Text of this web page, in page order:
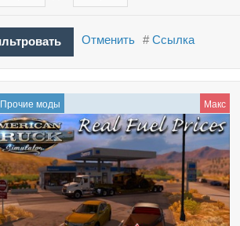
Отменить #Ссылка
Прочие моды Макс